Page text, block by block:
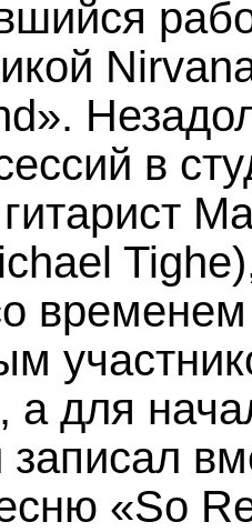
в
временем
а для
записал
«So